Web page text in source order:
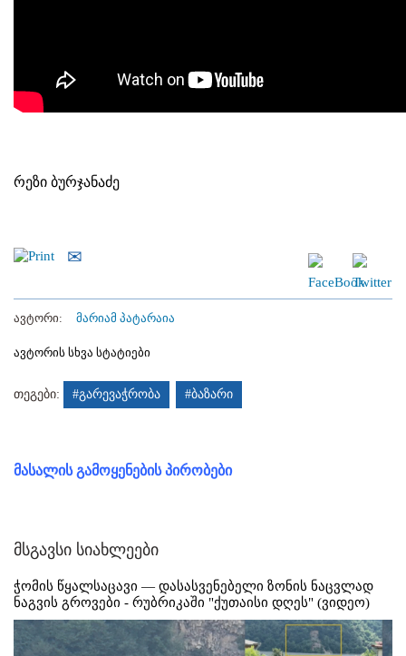
რეზი ბურჯანაძე
ავტორი: მარიამ პატარაია
ავტორის სხვა სტატიები
თეგები: #გარევაჭრობა #ბაზარი
მასალის გამოყენების პირობები
მსგავსი სიახლეები
ჭომის წყალსაცავი — დასასვენებელი ზონის ნაცვლად
ნაგვის გროვები - რუბრიკაში "ქუთაისი დღეს" (ვიდეო)